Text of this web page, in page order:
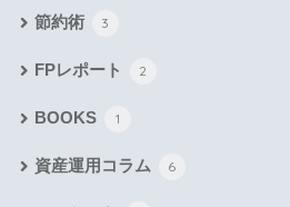
節約術 3
FPレポート 2
BOOKS 1
資産運用コラム 6